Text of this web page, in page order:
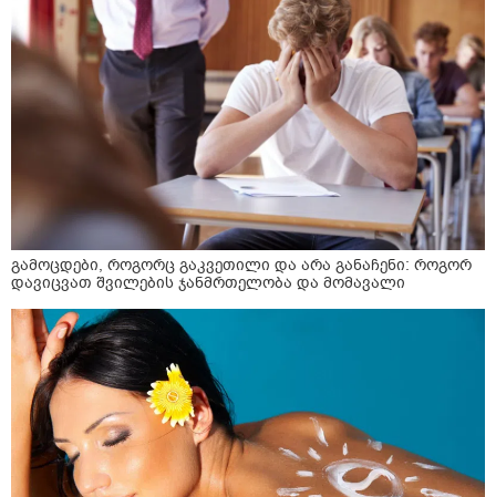
გამოცდები, როგორც გაკვეთილი და არა განაჩენი: როგორ
დავიცვათ შვილების ჯანმრთელობა და მომავალი